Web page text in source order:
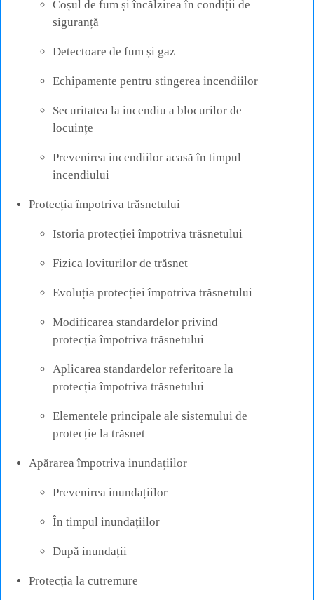
Coșul de fum și încălzirea în condiții de
siguranță
Detectoare de fum și gaz
Echipamente pentru stingerea incendiilor
Securitatea la incendiu a blocurilor de
locuințe
Prevenirea incendiilor acasă în timpul
incendiului
Protecția împotriva trăsnetului
Istoria protecției împotriva trăsnetului
Fizica loviturilor de trăsnet
Evoluția protecției împotriva trăsnetului
Modificarea standardelor privind
protecția împotriva trăsnetului
Aplicarea standardelor referitoare la
protecția împotriva trăsnetului
Elementele principale ale sistemului de
protecție la trăsnet
Apărarea împotriva inundațiilor
Prevenirea inundațiilor
În timpul inundațiilor
După inundații
Protecția la cutremure